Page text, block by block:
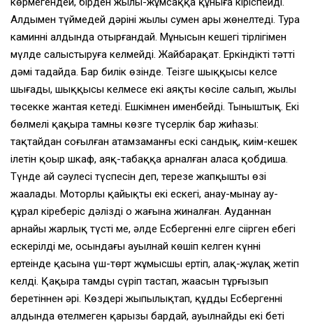
Алдымен түймедей дәріні жылы сумен ары жөнелтеді. Тура
каминнің алдында отырғандай. Мұнысын кешегі тірлігімен
мүлде салыстыруға келмейді. Жайбарақат. Еркіндіктің тәтті
дәмі таңдайда. Бар билік өзінде. Теңізге шыққысы келсе
шығады, шыққысы келмесе екі аяқты көсіле салып, жылы
төсекке жантая кетеді. Ешкімнен именбейді. Тыныштық. Екі
бөлмелі қақыра тамның көзге түсерлік бар жиһазы:
тақтайдан соғылған атамзаманғы ескі сандық, киім-кешек
ілетін қоңыр шкаф, аяқ-табаққа арналған аласа қобдиша.
Түнде ай сәулесі түспесін деп, терезе жапқышты өзі
жаңалады. Моторлы қайықтың екі ескегі, анау-мынау ау-
құрал кіреберіс дәліздің оң жағына жиналған. Ауданнан
арнайы жарлық түсті ме, әлде Есбергеннің елге сіңірген еңбегі
ескерілді ме, осындағы ауылнай көшіп келген күннің
ертеңінде қасына үш-төрт жұмысшы ертіп, алақ-жұлақ жетіп
келді. Қақыра тамды сүріп тастап, жаңасын тұрғызып
беретіннен әрі. Көздері жыпылықтап, құдды Есбергеннің
алдында өтелмеген қарызы бардай, ауылнайдың екі беті